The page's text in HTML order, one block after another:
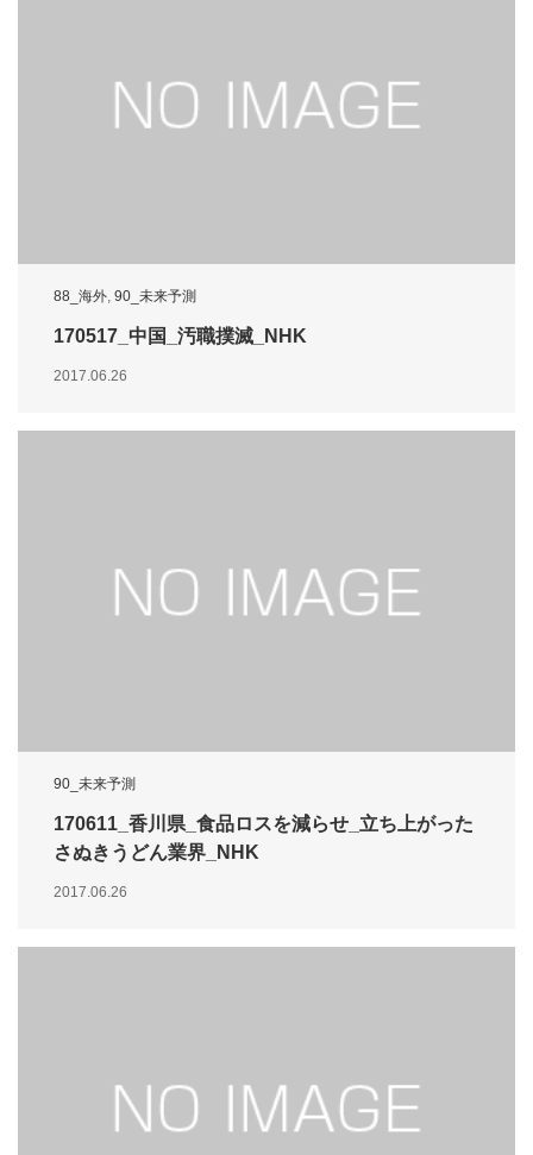
88_海外, 90_未来予測
170517_中国_汚職撲滅_NHK
2017.06.26
90_未来予測
170611_香川県_食品ロスを減らせ_立ち上がった
さぬきうどん業界_NHK
2017.06.26